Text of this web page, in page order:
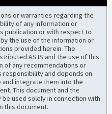
or warranties regarding the
of any information or
publication or with respect to
the use of the information or
provided herein. The
AS IS and the use of this
of any recommendations or
and depends on
integrate them into the
This document and the
used solely in connection with
this document.